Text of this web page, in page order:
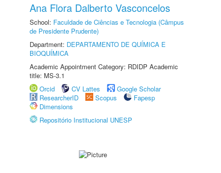
Ana Flora Dalberto Vasconcelos
School: Faculdade de Ciências e Tecnologia (Câmpus
de Presidente Prudente)
Department: DEPARTAMENTO DE QUÍMICA E
BIOQUÍMICA
Academic Appointment Category: RDIDP Academic
title: MS-3.1
Orcid
CV Lattes
Google Scholar
ResearcherID
Scopus
Fapesp
Dimensions
Repositório Institucional UNESP